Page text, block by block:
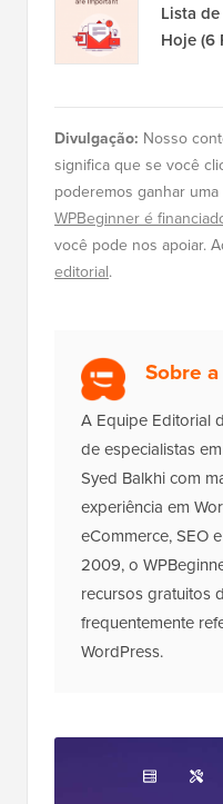
Lista
Hoje (6
Divulgação: Nosso
significa que se você
poderemos ganhar uma
WPBeginner é
você pode nos apoiar.
editorial.
Sobre
A Equipe Editorial
de especialistas
Syed Balkhi com
experiência em
eCommerce, SEO
2009, o
recursos gratuitos
frequentemente
WordPress.